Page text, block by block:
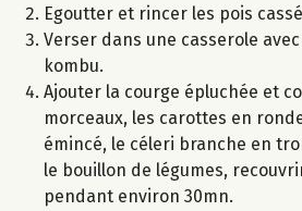
Egoutter et rincer les pois
Verser dans une casserole
kombu.
Ajouter la courge épluchée et
morceaux, les carottes en
émincé, le céleri branche en
le bouillon de légumes,
pendant environ 30mn.